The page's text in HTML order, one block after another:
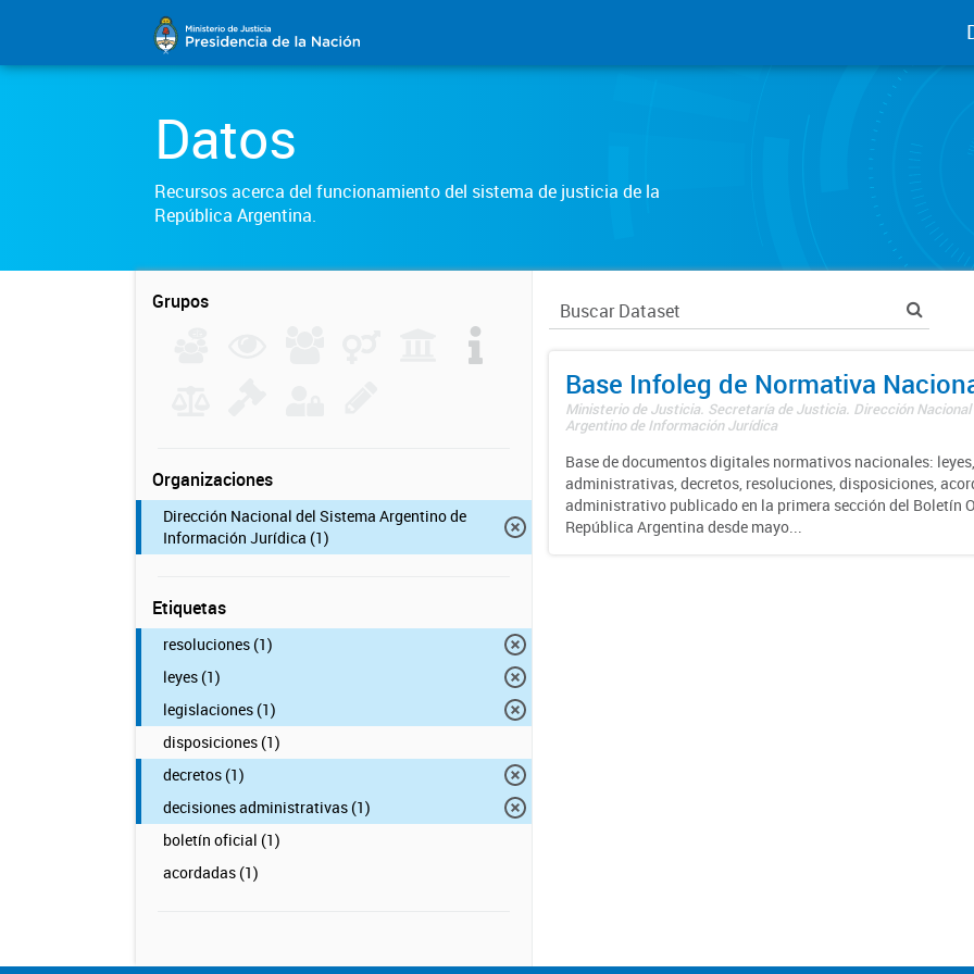
Datos
Recursos acerca del funcionamiento del sistema de justicia de la
República Argentina.
Grupos
Organizaciones
Dirección Nacional del Sistema Argentino de
Información Jurídica (1)
Etiquetas
resoluciones (1)
leyes (1)
legislaciones (1)
disposiciones (1)
decretos (1)
decisiones administrativas (1)
boletín oficial (1)
acordadas (1)
Base Infoleg de Normativa
Ministerio de Justicia. Secretaría de Justicia. Dirección Nacional
Argentino de Información Jurídica
Base de documentos digitales normativos nacionales:
administrativas, decretos, resoluciones, disposiciones,
administrativo publicado en la primera sección del Boletín
República Argentina desde mayo...